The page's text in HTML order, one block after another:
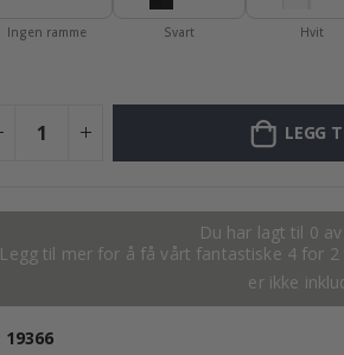
Ingen ramme Svart Hvit
LEGG
Du har lagt til 0
Legg til mer for å få vårt fantastiske 4 for
er ikke
19366